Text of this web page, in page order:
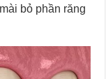
bỏ phần răng